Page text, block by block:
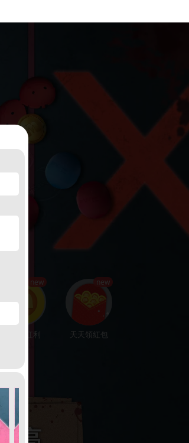
new
賺200紅利
new
天天領紅包